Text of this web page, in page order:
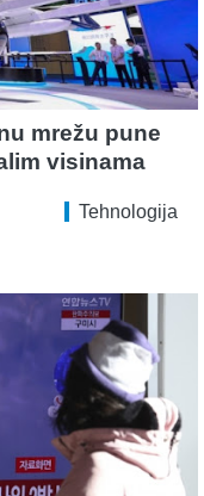
mrežu pune
visinama
Tehnologija